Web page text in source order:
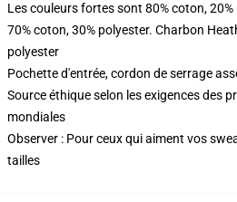
Les couleurs fortes sont 80% coton,
70% coton, 30% polyester. Charbon
polyester
Pochette d'entrée, cordon de serrage
Source éthique selon les exigences des
mondiales
Observer : Pour ceux qui aiment vos
tailles